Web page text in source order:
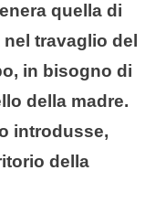
quella di
travaglio del
in bisogno di
della madre.
introdusse,
della